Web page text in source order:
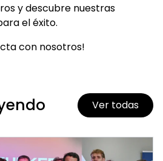
y descubre nuestras
el éxito.
con nosotros!
Ver todas